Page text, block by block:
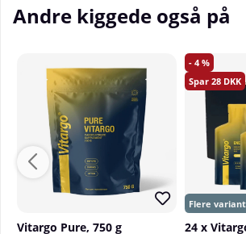
Andre kiggede også på
Vitargo Pure, 750 g
4
28
24 x